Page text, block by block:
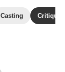
Casting